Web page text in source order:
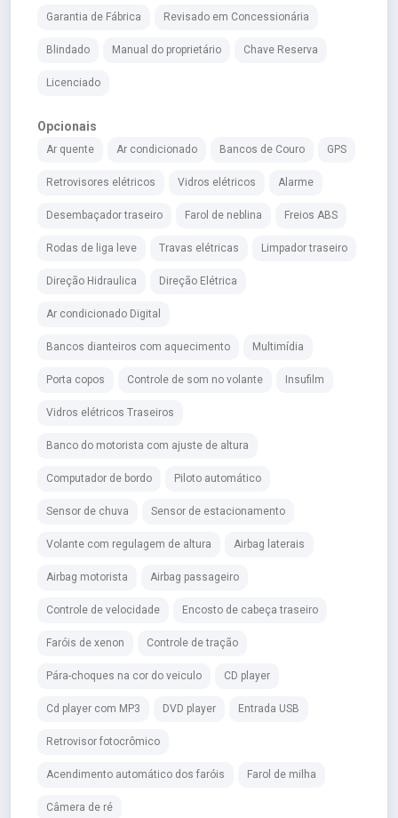
Garantia de Fábrica Revisado em Concessionária
Blindado Manual do proprietário Chave Reserva
Licenciado
Opcionais
Ar quente Ar condicionado Bancos de Couro GPS
Retrovisores elétricos Vidros elétricos Alarme
Desembaçador traseiro Farol de neblina Freios ABS
Rodas de liga leve Travas elétricas Limpador traseiro
Direção Hidraulica Direção Elétrica
Ar condicionado Digital
Bancos dianteiros com aquecimento Multimídia
Porta copos Controle de som no volante Insufilm
Vidros elétricos Traseiros
Banco do motorista com ajuste de altura
Computador de bordo Piloto automático
Sensor de chuva Sensor de estacionamento
Volante com regulagem de altura Airbag laterais
Airbag motorista Airbag passageiro
Controle de velocidade Encosto de cabeça traseiro
Faróis de xenon Controle de tração
Pára-choques na cor do veiculo CD player
Cd player com MP3 DVD player Entrada USB
Retrovisor fotocrômico
Acendimento automático dos faróis Farol de milha
Câmera de ré